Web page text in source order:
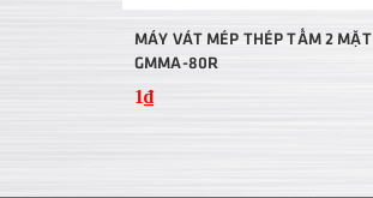
MÁY VÁT MÉP THÉP TẤM 2 MẶT
GMMA-80R
1₫